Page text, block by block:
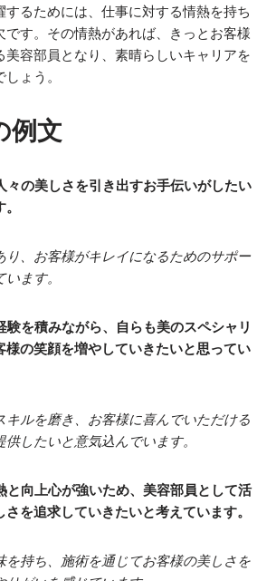
するためには、仕事に対する情熱を持ち
です。その情熱があれば、きっとお客様
美容部員となり、素晴らしいキャリアを
ょう。
例文
々の美しさを引き出すお手伝いがしたい
り、お客様がキレイになるためのサポー
ます。
験を積みながら、自らも美のスペシャリ
様の笑顔を増やしていきたいと思ってい
キルを磨き、お客様に喜んでいただける
したいと意気込んでいます。
と向上心が強いため、美容部員として活
を追求していきたいと考えています。
を持ち、施術を通じてお客様の美しさを